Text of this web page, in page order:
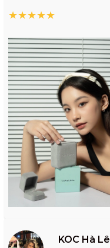
★★★★★
KOC Hà Lê